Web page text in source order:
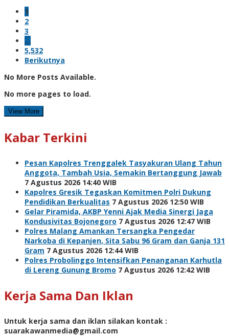
1
2
3
…
5,532
Berikutnya
No More Posts Available.
No more pages to load.
View More
Kabar Terkini
Pesan Kapolres Trenggalek Tasyakuran Ulang Tahun
Anggota, Tambah Usia, Semakin Bertanggung Jawab
7 Agustus 2026 14:40 WIB
Kapolres Gresik Tegaskan Komitmen Polri Dukung
Pendidikan Berkualitas 7 Agustus 2026 12:50 WIB
Gelar Piramida, AKBP Yenni Ajak Media Sinergi Jaga
Kondusivitas Bojonegoro 7 Agustus 2026 12:47 WIB
Polres Malang Amankan Tersangka Pengedar
Narkoba di Kepanjen, Sita Sabu 96 Gram dan Ganja 131
Gram 7 Agustus 2026 12:44 WIB
Polres Probolinggo Intensifkan Penanganan Karhutla
di Lereng Gunung Bromo 7 Agustus 2026 12:42 WIB
Kerja Sama Dan Iklan
Untuk kerja sama dan iklan silakan kontak :
suarakawanmedia@gmail.com